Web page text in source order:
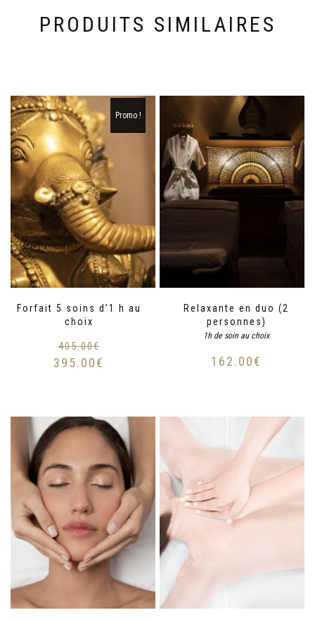
PRODUITS SIMILAIRES
Forfait 5 soins d’1 h au
choix
Promo !
405.00€
395.00€
Relaxante en duo (2
personnes)
1h de soin au choix
162.00€